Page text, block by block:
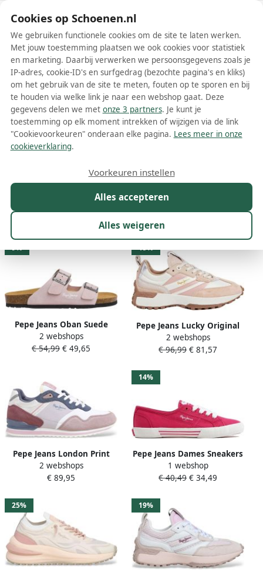
Schoenen.nl
Wis filters Alle filters
Roze PEPE JEANS damesschoenen
Meer lezen
Kleur 1
23 resultaten:
9%
Pepe Jeans Oban Suede
Sandalen Roze Vrouw
2 webshops
€ 54,99 € 49,65
15%
Pepe Jeans Lucky Original
Schoenen Beige Wit Vrouw
2 webshops
€ 96,99 € 81,57
Pepe Jeans London Print
veelkleurige leren
sportschoenen
2 webshops
€ 89,95
14%
Pepe Jeans Dames Sneakers
Roze Textiel Vetersluiting
1 webshop
€ 40,49 € 34,49
25% 19%
Cookies op Schoenen.nl
We gebruiken functionele cookies om de site te laten werken.
Met jouw toestemming plaatsen we ook cookies voor statistiek
en marketing. Daarbij verwerken we persoonsgegevens zoals je
IP-adres, cookie-ID's en surfgedrag (bezochte pagina's en kliks)
om het gebruik van de site te meten, fouten op te sporen en bij
te houden via welke link je naar een webshop gaat. Deze
gegevens delen we met onze 3 partners. Je kunt je
toestemming op elk moment intrekken of wijzigen via de link
"Cookievoorkeuren" onderaan elke pagina. Lees meer in onze
cookieverklaring.
Alles accepteren
Alles weigeren
Voorkeuren instellen